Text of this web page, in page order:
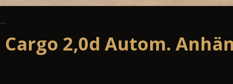
Cargo 2,0d Autom.